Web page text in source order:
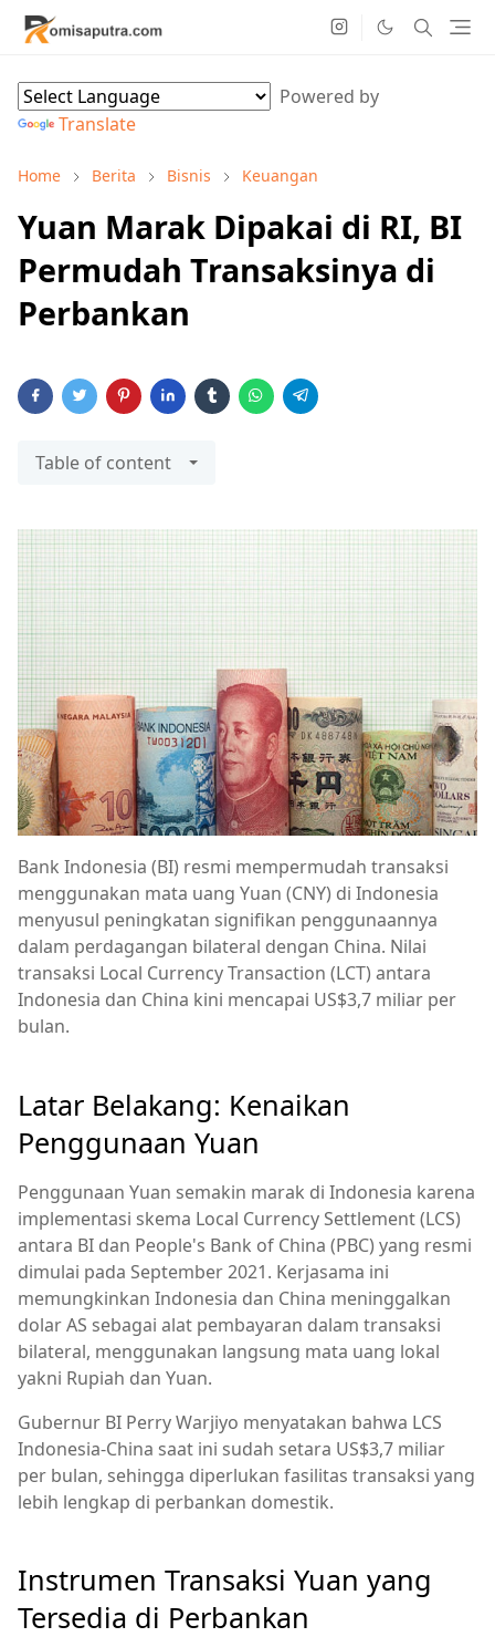
Powered by
Translate
Home Berita Bisnis Keuangan
Yuan Marak Dipakai di RI, BI
Permudah Transaksinya di
Perbankan
Table of content
Bank Indonesia (BI) resmi mempermudah transaksi
menggunakan mata uang Yuan (CNY) di Indonesia
menyusul peningkatan signifikan penggunaannya
dalam perdagangan bilateral dengan China. Nilai
transaksi Local Currency Transaction (LCT) antara
Indonesia dan China kini mencapai US$3,7 miliar per
bulan.
Latar Belakang: Kenaikan
Penggunaan Yuan
Penggunaan Yuan semakin marak di Indonesia karena
implementasi skema Local Currency Settlement (LCS)
antara BI dan People's Bank of China (PBC) yang resmi
dimulai pada September 2021. Kerjasama ini
memungkinkan Indonesia dan China meninggalkan
dolar AS sebagai alat pembayaran dalam transaksi
bilateral, menggunakan langsung mata uang lokal
yakni Rupiah dan Yuan.
Gubernur BI Perry Warjiyo menyatakan bahwa LCS
Indonesia-China saat ini sudah setara US$3,7 miliar
per bulan, sehingga diperlukan fasilitas transaksi yang
lebih lengkap di perbankan domestik.
Instrumen Transaksi Yuan yang
Tersedia di Perbankan